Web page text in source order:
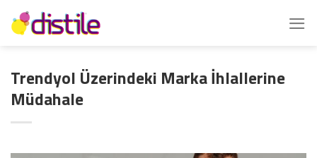
İçeriğe
atla
Trendyol Üzerindeki Marka İhlallerine
Müdahale